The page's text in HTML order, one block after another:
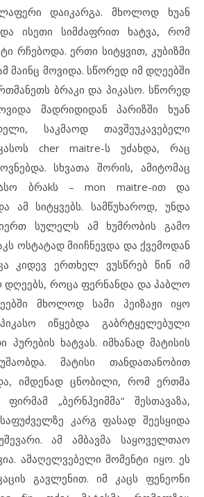
დაიკარგა. მხოლოდ ხუან
ისეთი სიმძაფრით ხატვა, რომ
რჩებოდა. ერთი სიტყვით, კუბიზმი
მაინც მოვიდა. სწორედ იმ დღეებში
ბრაკი და პიკასო. სწორედ
მადრიდიდან პარიზში ხუან
საკმაოდ თავშეუკავებელი
cher maitre-ს უძახდა, რაც
სხვათა შორის, ამიტომაც
ბრაkს – mon maitre-ით და
ამ სიტყვებს. სამწუხაროდ, უნდა
სულელს ამ ხუმრობის გამო
ოსტატად მიიჩნევდა და ქვემოდან
კიდევ ერთხელ ვუსწრებ წინ იმ
როცა ფერნანდა და პაბლო
მხოლოდ სამი პეიზაჟი იყო
იწყებდა გაბრტყელებული
პურების ხატვას. იმხანად მატისის
მატისი თანდათანობით
იმდენად ცნობილი, რომ ერთმა
„ბერნჰეიმმა“ შესთავაზა,
კარგ ფასად შეესყიდა
ამ ამბავმა საყოველთაო
ამაღელვებელი მომენტი იყო. ეს
გავლენით. იმ კაცს ფენეონი